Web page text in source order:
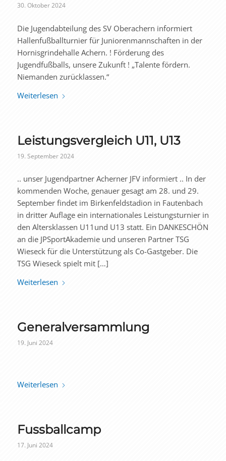
30. Oktober 2024
Die Jugendabteilung des SV Oberachern informiert
Hallenfußballturnier für Juniorenmannschaften in der
Hornisgrindehalle Achern. ! Förderung des
Jugendfußballs, unsere Zukunft ! „Talente fördern.
Niemanden zurücklassen.“
Weiterlesen
Leistungsvergleich U11, U13
19. September 2024
.. unser Jugendpartner Acherner JFV informiert .. In der
kommenden Woche, genauer gesagt am 28. und 29.
September findet im Birkenfeldstadion in Fautenbach
in dritter Auflage ein internationales Leistungsturnier in
den Altersklassen U11und U13 statt. Ein DANKESCHÖN
an die JPSportAkademie und unseren Partner TSG
Wieseck für die Unterstützung als Co-Gastgeber. Die
TSG Wieseck spielt mit […]
Weiterlesen
Generalversammlung
19. Juni 2024
Weiterlesen
Fussballcamp
17. Juni 2024